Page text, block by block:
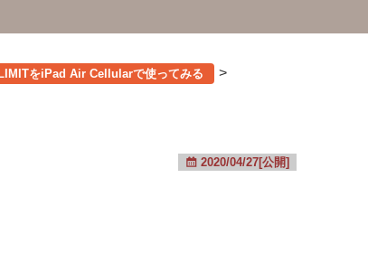
をiPad Air Cellularで使ってみる >
2020/04/27[公開]